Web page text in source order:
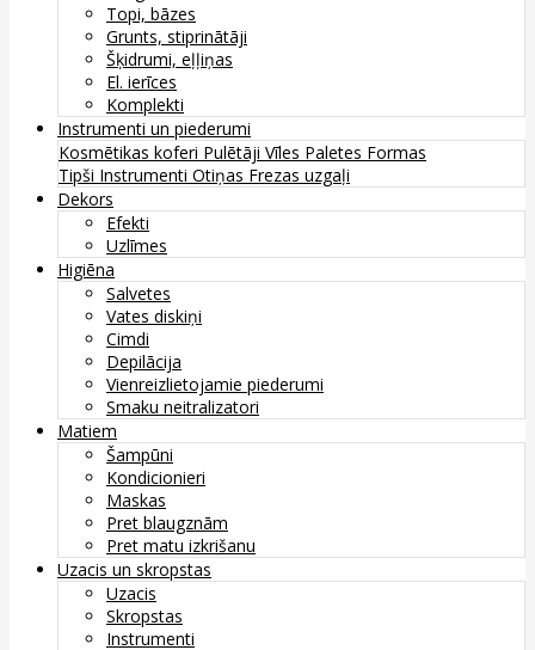
Topi, bāzes
Grunts, stiprinātāji
Šķidrumi, eļļiņas
El. ierīces
Komplekti
Instrumenti un piederumi
Kosmētikas koferi Pulētāji Vīles Paletes Formas
Tipši Instrumenti Otiņas Frezas uzgaļi
Dekors
Efekti
Uzlīmes
Higiēna
Salvetes
Vates diskiņi
Cimdi
Depilācija
Vienreizlietojamie piederumi
Smaku neitralizatori
Matiem
Šampūni
Kondicionieri
Maskas
Pret blaugznām
Pret matu izkrišanu
Uzacis un skropstas
Uzacis
Skropstas
Instrumenti